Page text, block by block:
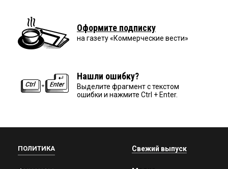
Оформите подписку
на газету «Коммерческие вести»
Нашли ошибку?
Выделите фрагмент с текстом
ошибки и нажмите Ctrl + Enter.
ПОЛИТИКА Свежий выпуск